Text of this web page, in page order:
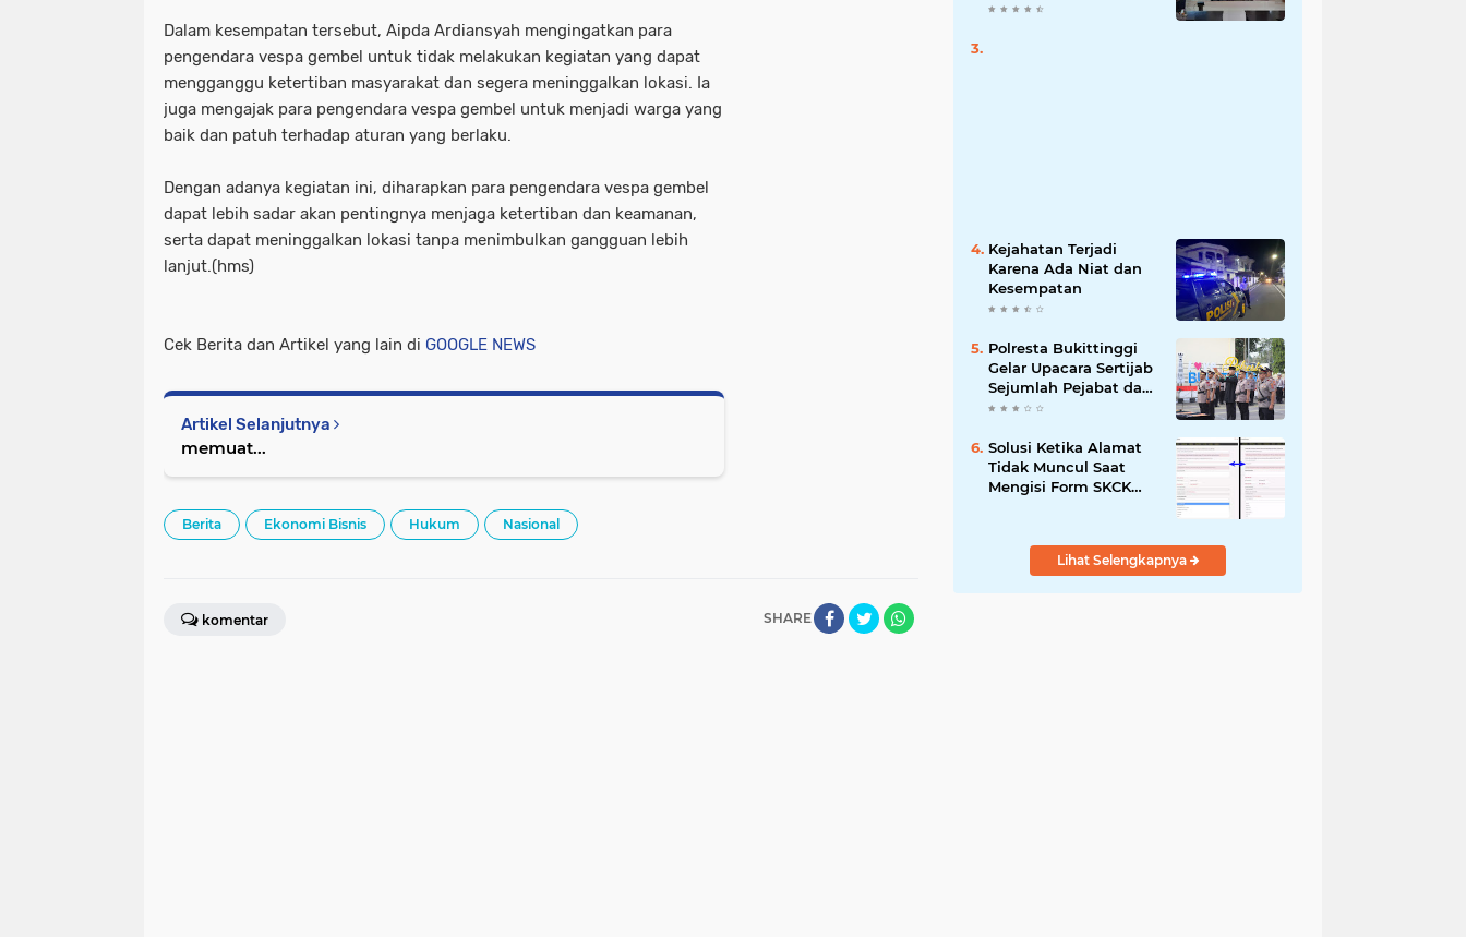
Dalam kesempatan tersebut, Aipda Ardiansyah mengingatkan para
pengendara vespa gembel untuk tidak melakukan kegiatan yang dapat
mengganggu ketertiban masyarakat dan segera meninggalkan lokasi. Ia
juga mengajak para pengendara vespa gembel untuk menjadi warga yang
baik dan patuh terhadap aturan yang berlaku.
Dengan adanya kegiatan ini, diharapkan para pengendara vespa gembel
dapat lebih sadar akan pentingnya menjaga ketertiban dan keamanan,
serta dapat meninggalkan lokasi tanpa menimbulkan gangguan lebih
lanjut.(hms)
Cek Berita dan Artikel yang lain di GOOGLE NEWS
Artikel Selanjutnya
memuat...
Berita Ekonomi Bisnis Hukum Nasional
SHARE
komentar
Senin 27 Juni 2022
Kejahatan Terjadi
Karena Ada Niat dan
Kesempatan
Polresta Bukittinggi
Gelar Upacara Sertijab
Sejumlah Pejabat dan
laporan Kenaikan
Solusi Ketika Alamat
Tidak Muncul Saat
Mengisi Form SKCK
Lihat Selengkapnya